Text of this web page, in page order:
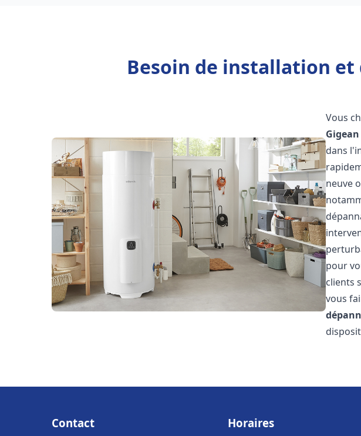
Besoin de installation et
Vous
Gigean
dans
neuve
pour
clients
vous
Contact Horaires